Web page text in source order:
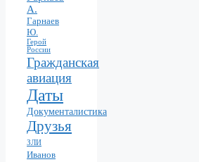
А.
Гарнаев
Ю.
Герой
России
Гражданская
авиация
Даты
Документалистика
Друзья
ЗЛИ
Иванов